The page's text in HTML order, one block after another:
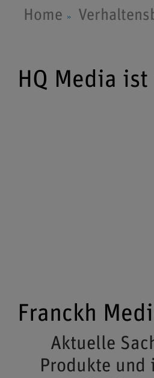
Home
HQ Media
Franckh
Aktuelle
Produkte und